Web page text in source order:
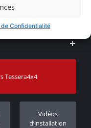
Confidentialité
Tessera4x4
Vidéos
d’installation